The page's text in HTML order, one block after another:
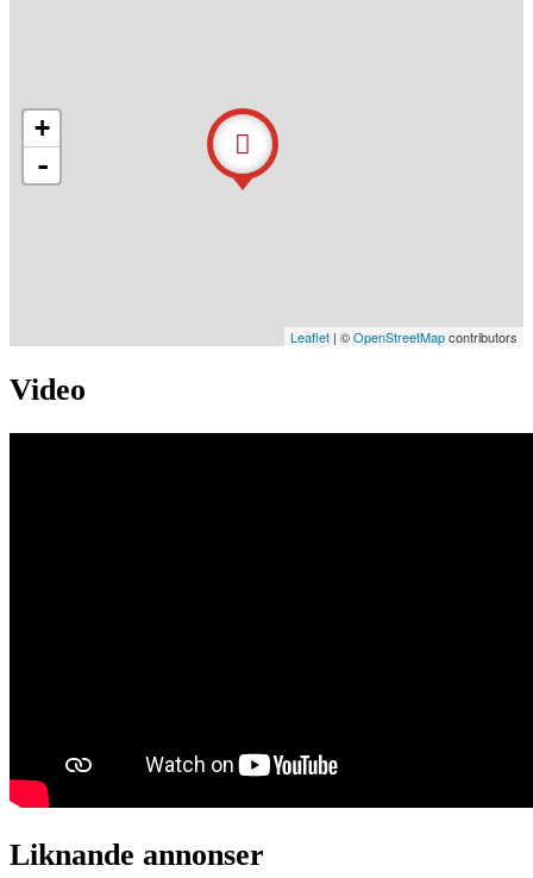
+
-
Leaflet | ©OpenStreetMapcontributors
Video
Liknande annonser